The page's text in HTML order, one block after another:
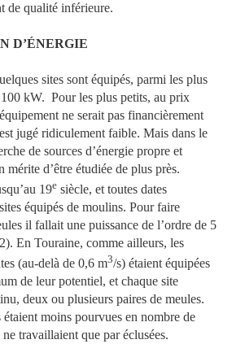
de qualité inférieure.
D’ÉNERGIE
sites sont équipés, parmi les plus
100 kW. Pour les plus petits, au prix
ne serait pas financièrement
jugé ridiculement faible. Mais dans le
de sources d’énergie propre et
mérite d’être étudiée de plus près.
19e siècle, et toutes dates
équipés de moulins. Pour faire
il fallait une puissance de l’ordre de 5
En Touraine, comme ailleurs, les
(au-delà de 0,6 m3/s) étaient équipées
de leur potentiel, et chaque site
deux ou plusieurs paires de meules.
moins pourvues en nombre de
travaillaient que par éclusées.